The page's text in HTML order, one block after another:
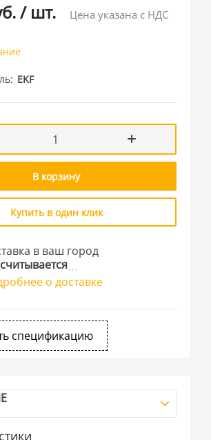
/ шт. Цена указана с НДС
EKF
В корзину
Купить в один клик
в ваш город
о доставке
спецификацию